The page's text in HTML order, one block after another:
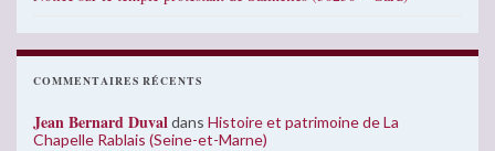
COMMENTAIRES RÉCENTS
Jean Bernard Duvaldans Histoire et patrimoine de La
Chapelle Rablais (Seine-et-Marne)